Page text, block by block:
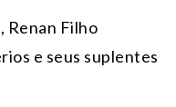
Renan Filho
e seus suplentes